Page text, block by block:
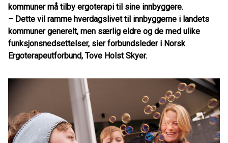
kommuner må tilby ergoterapi til sine innbyggere.
– Dette vil ramme hverdagslivet til innbyggerne i landets
kommuner generelt, men særlig eldre og de med ulike
funksjonsnedsettelser, sier forbundsleder i Norsk
Ergoterapeutforbund, Tove Holst Skyer.